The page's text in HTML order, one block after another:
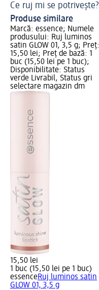
Ce ruj mi se potrivește?
Produse similare
Marcă: essence; Numele
produsului: Ruj luminos
satin GLOW 01, 3,5 g; Preț:
15,50 lei; Preț de bază: 1
buc (15,50 lei pe 1 buc);
Disponibilitate: Status
verde Livrabil, Status gri
selectare magazin dm
15,50 lei
1 buc (15,50 lei pe 1 buc)
essenceRuj luminos satin
GLOW 01, 3,5 g